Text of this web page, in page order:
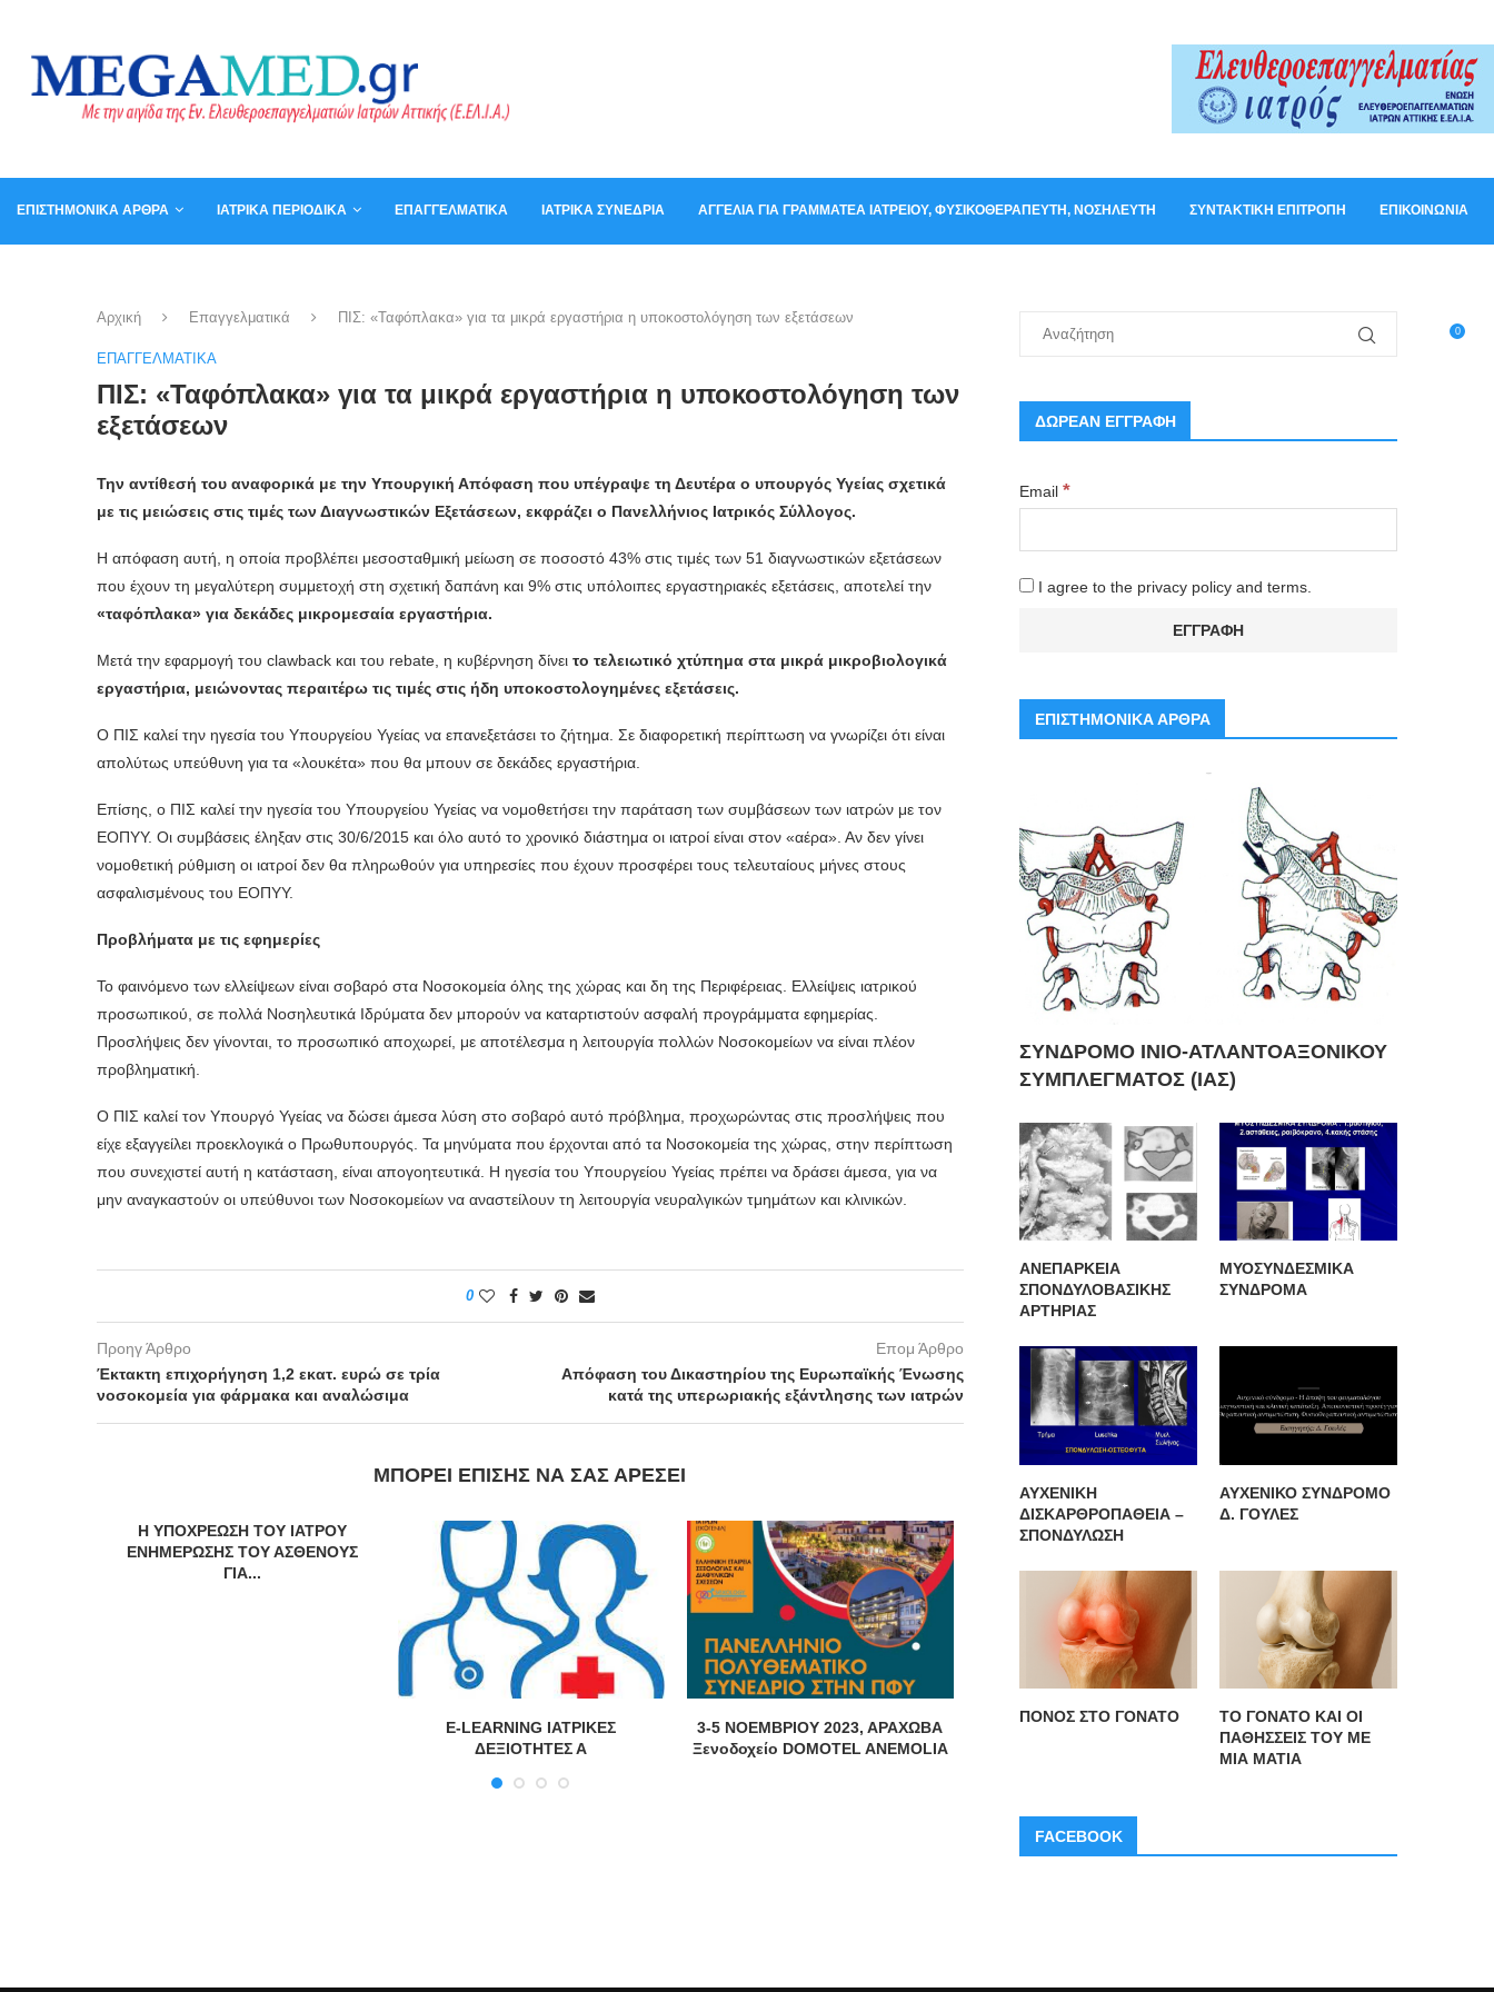
ΕΠΙΣΤΗΜΟΝΙΚΆ ΆΡΘΡΑ ΙΑΤΡΙΚΆ ΠΕΡΙΟΔΙΚΆ ΕΠΑΓΓΕΛΜΑΤΙΚΆ ΙΑΤΡΙΚΆ ΣΥΝΈΔΡΙΑ ΑΓΓΕΛΊΑ ΓΙΑ ΓΡΑΜΜΑΤΈΑ ΙΑΤΡΕΊΟΥ, ΦΥΣΙΚΟΘΕΡΑΠΕΥΤΉ, ΝΟΣΗΛΕΥΤΉ ΣΥΝΤΑΚΤΙΚΉ ΕΠΙΤΡΟΠΉ ΕΠΙΚΟΙΝΩΝΊΑ
0
Αρχική Επαγγελματικά ΠΙΣ: «Ταφόπλακα» για τα μικρά εργαστήρια η υποκοστολόγηση των εξετάσεων
ΕΠΑΓΓΕΛΜΑΤΙΚΆ
ΠΙΣ: «Ταφόπλακα» για τα μικρά εργαστήρια η υποκοστολόγηση των
εξετάσεων
Την αντίθεσή του αναφορικά με την Υπουργική Απόφαση που υπέγραψε τη Δευτέρα ο υπουργός Υγείας σχετικά
με τις μειώσεις στις τιμές των Διαγνωστικών Εξετάσεων, εκφράζει ο Πανελλήνιος Ιατρικός Σύλλογος.
Η απόφαση αυτή, η οποία προβλέπει μεσοσταθμική μείωση σε ποσοστό 43% στις τιμές των 51 διαγνωστικών εξετάσεων
που έχουν τη μεγαλύτερη συμμετοχή στη σχετική δαπάνη και 9% στις υπόλοιπες εργαστηριακές εξετάσεις, αποτελεί την
«ταφόπλακα» για δεκάδες μικρομεσαία εργαστήρια.
Μετά την εφαρμογή του clawback και του rebate, η κυβέρνηση δίνει το τελειωτικό χτύπημα στα μικρά μικροβιολογικά
εργαστήρια, μειώνοντας περαιτέρω τις τιμές στις ήδη υποκοστολογημένες εξετάσεις.
Ο ΠΙΣ καλεί την ηγεσία του Υπουργείου Υγείας να επανεξετάσει το ζήτημα. Σε διαφορετική περίπτωση να γνωρίζει ότι είναι
απολύτως υπεύθυνη για τα «λουκέτα» που θα μπουν σε δεκάδες εργαστήρια.
Επίσης, ο ΠΙΣ καλεί την ηγεσία του Υπουργείου Υγείας να νομοθετήσει την παράταση των συμβάσεων των ιατρών με τον
ΕΟΠΥΥ. Οι συμβάσεις έληξαν στις 30/6/2015 και όλο αυτό το χρονικό διάστημα οι ιατροί είναι στον «αέρα». Αν δεν γίνει
νομοθετική ρύθμιση οι ιατροί δεν θα πληρωθούν για υπηρεσίες που έχουν προσφέρει τους τελευταίους μήνες στους
ασφαλισμένους του ΕΟΠΥΥ.
Προβλήματα με τις εφημερίες
Το φαινόμενο των ελλείψεων είναι σοβαρό στα Νοσοκομεία όλης της χώρας και δη της Περιφέρειας. Ελλείψεις ιατρικού
προσωπικού, σε πολλά Νοσηλευτικά Ιδρύματα δεν μπορούν να καταρτιστούν ασφαλή προγράμματα εφημερίας.
Προσλήψεις δεν γίνονται, το προσωπικό αποχωρεί, με αποτέλεσμα η λειτουργία πολλών Νοσοκομείων να είναι πλέον
προβληματική.
Ο ΠΙΣ καλεί τον Υπουργό Υγείας να δώσει άμεσα λύση στο σοβαρό αυτό πρόβλημα, προχωρώντας στις προσλήψεις που
είχε εξαγγείλει προεκλογικά ο Πρωθυπουργός. Τα μηνύματα που έρχονται από τα Νοσοκομεία της χώρας, στην περίπτωση
που συνεχιστεί αυτή η κατάσταση, είναι απογοητευτικά. Η ηγεσία του Υπουργείου Υγείας πρέπει να δράσει άμεσα, για να
μην αναγκαστούν οι υπεύθυνοι των Νοσοκομείων να αναστείλουν τη λειτουργία νευραλγικών τμημάτων και κλινικών.
0
Προηγ Άρθρο
Έκτακτη επιχορήγηση 1,2 εκατ. ευρώ σε τρία
νοσοκομεία για φάρμακα και αναλώσιμα
Επομ Άρθρο
Απόφαση του Δικαστηρίου της Ευρωπαϊκής Ένωσης
κατά της υπερωριακής εξάντλησης των ιατρών
ΜΠΟΡΕΊ ΕΠΊΣΗΣ ΝΑ ΣΑΣ ΑΡΈΣΕΙ
Η ΥΠΟΧΡΕΩΣΗ ΤΟΥ ΙΑΤΡΟΥ
ΕΝΗΜΕΡΩΣΗΣ ΤΟΥ ΑΣΘΕΝΟΥΣ
ΓΙΑ...
E-LEARNING ΙΑΤΡΙΚΕΣ
ΔΕΞΙΟΤΗΤΕΣ Α
3-5 ΝΟΕΜΒΡΙΟΥ 2023, ΑΡΑΧΩΒΑ
Ξενοδοχείο DOMOTEL ANEMOLIA
O IΣΑ ανακοινώνει την ίδρυση
Ο ΙΣΑ ζητά να ξεκινήσει
για την...
ΔΩΡΕΑΝ ΕΓΓΡΑΦΗ
Email *
I agree to the privacy policy and terms.
ΕΠΙΣΤΗΜΟΝΙΚΑ ΑΡΘΡΑ
ΣΥΝΔΡΟΜΟ ΙΝΙΟ-ΑΤΛΑΝΤΟΑΞΟΝΙΚΟΥ
ΣΥΜΠΛΕΓΜΑΤΟΣ (ΙΑΣ)
ΑΝΕΠΑΡΚΕΙΑ
ΣΠΟΝΔΥΛΟΒΑΣΙΚΗΣ
ΑΡΤΗΡΙΑΣ
ΜΥΟΣΥΝΔΕΣΜΙΚΑ
ΣΥΝΔΡΟΜΑ
ΑΥΧΕΝΙΚΗ
ΔΙΣΚΑΡΘΡΟΠΑΘΕΙΑ –
ΣΠΟΝΔΥΛΩΣΗ
ΑΥΧΕΝΙΚΟ ΣΥΝΔΡΟΜΟ
Δ. ΓΟΥΛΕΣ
ΠΟΝΟΣ ΣΤΟ ΓΟΝΑΤΟ
ΤΟ ΓΟΝΑΤΟ ΚΑΙ ΟΙ
ΠΑΘΗΣΣΕΙΣ ΤΟΥ ΜΕ
ΜΙΑ ΜΑΤΙΑ
FACEBOOK